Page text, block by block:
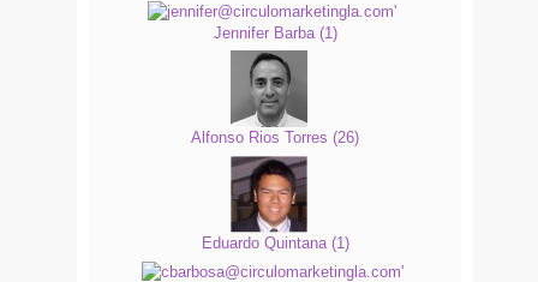
Jennifer Barba (1)
Alfonso Rios Torres (26)
Eduardo Quintana (1)